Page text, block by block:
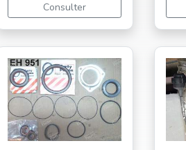
Consulter